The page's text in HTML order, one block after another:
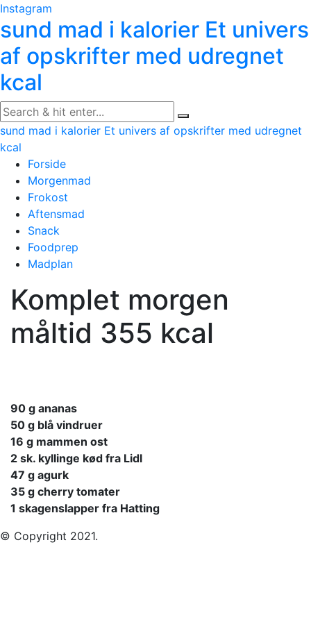
Skip
to
content
Instagram
sund mad i kalorier Et univers
af opskrifter med udregnet
kcal
sund mad i kalorier Et univers af opskrifter med udregnet
kcal
Forside
Morgenmad
Frokost
Aftensmad
Snack
Foodprep
Madplan
Komplet morgen
måltid 355 kcal
90 g ananas
50 g blå vindruer
16 g mammen ost
2 sk. kyllinge kød fra Lidl
47 g agurk
35 g cherry tomater
1 skagenslapper fra Hatting
© Copyright 2021.